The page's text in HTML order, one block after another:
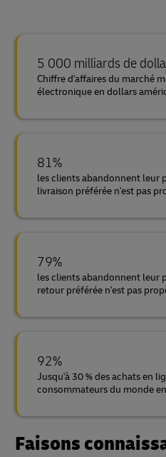
5 000 milliards de
Chiffre d'affaires du marché
électronique en dollars
81%
les clients abandonnent leur
livraison préférée n'est pas
79%
les clients abandonnent leur
retour préférée n'est pas
92%
Jusqu'à 30 % des achats en
consommateurs du monde
Faisons